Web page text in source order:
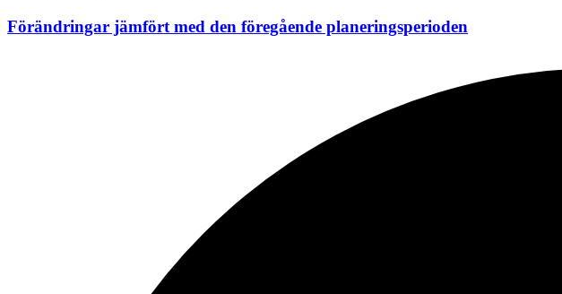
Förändringar jämfört med den föregående planeringsperioden